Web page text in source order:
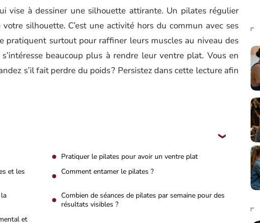
vise à dessiner une silhouette attirante. Un pilates régulier
silhouette. C’est une activité hors du commun avec ses
pratiquent surtout pour raffiner leurs muscles au niveau des
beaucoup plus à rendre leur ventre plat. Vous en
s’il fait perdre du poids ? Persistez dans cette lecture afin
Pratiquer le pilates pour avoir un ventre plat
et les
Comment entamer le pilates ?
Combien de séances de pilates par semaine pour des
résultats visibles ?
et